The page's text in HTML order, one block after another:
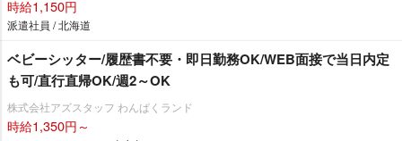
時給1,150円
派遣社員 / 北海道
ベビーシッター/履歴書不要・即日勤務OK/WEB面接で当日内定
も可/直行直帰OK/週2～OK
株式会社アズスタッフ わんぱくランド
時給1,350円～